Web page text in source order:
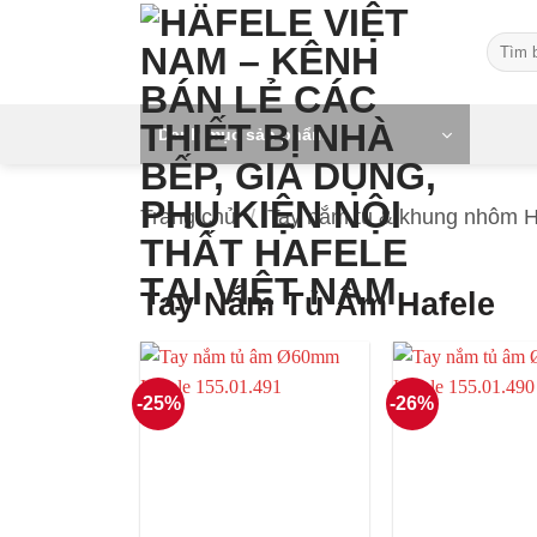
Tìm
kiếm:
Danh mục sản phẩm
Trang chủ / Tay nắm tủ & khung nhôm
Tay Nắm Tủ Âm Hafele
-25% -26%